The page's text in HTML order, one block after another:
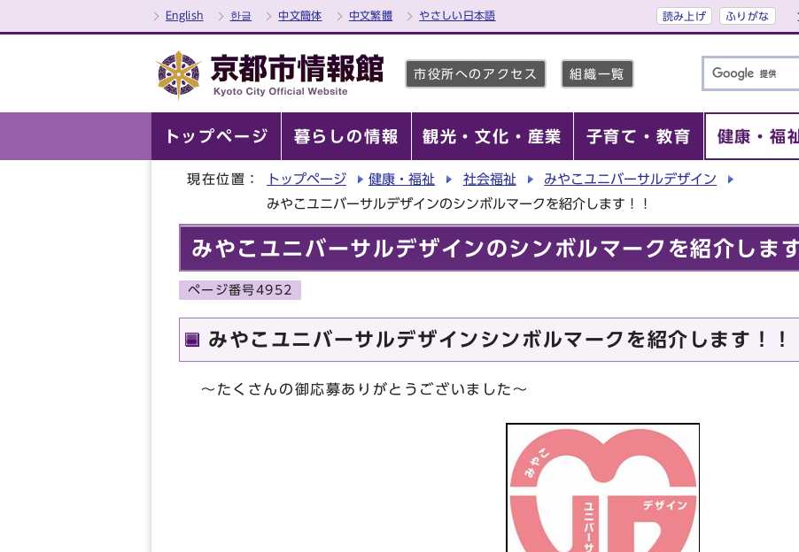
English 한글 中文簡体 中文繁體 やさしい日本語 読み上げ ふりがな
市役所へのアクセス 組織一覧
トップページ 暮らしの情報 観光・文化・産業 子育て・教育 健康・福
現在位置： トップページ 健康・福祉 社会福祉
みやこユニバーサルデザイン
みやこユニバーサルデザインのシンボルマークを紹介します！！
みやこユニバーサルデザインのシンボルマークを紹介します
ページ番号4952
みやこユニバーサルデザインシンボルマークを紹介します！！
～たくさんの御応募ありがとうございました～